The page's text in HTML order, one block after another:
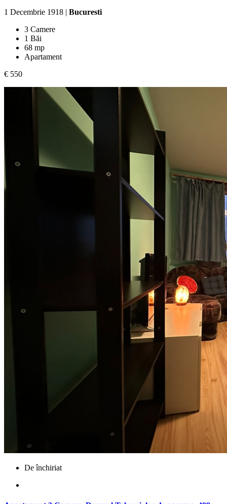
1 Decembrie 1918 | Bucuresti
3 Camere
1 Băi
68 mp
Apartament
€ 550
De închiriat